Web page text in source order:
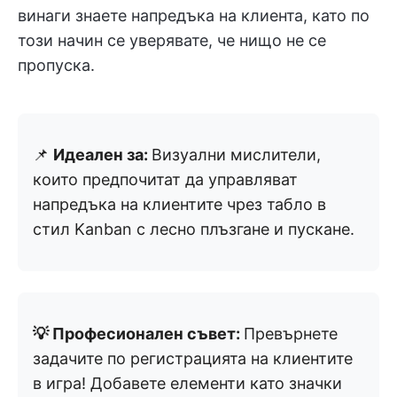
винаги знаете напредъка на клиента, като по
този начин се уверявате, че нищо не се
пропуска.
📌 Идеален за: Визуални мислители,
които предпочитат да управляват
напредъка на клиентите чрез табло в
стил Kanban с лесно плъзгане и пускане.
💡 Професионален съвет: Превърнете
задачите по регистрацията на клиентите
в игра! Добавете елементи като значки